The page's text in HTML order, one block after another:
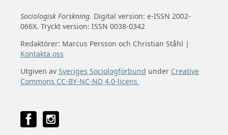
Sociologisk Forskning. Digital version: e-ISSN 2002-
066X. Tryckt version: ISSN 0038-0342
Redaktörer: Marcus Persson och Christian Ståhl |
Kontakta oss
Utgiven av Sveriges Sociologförbund under Creative
Commons CC-BY-NC-ND 4.0-licens